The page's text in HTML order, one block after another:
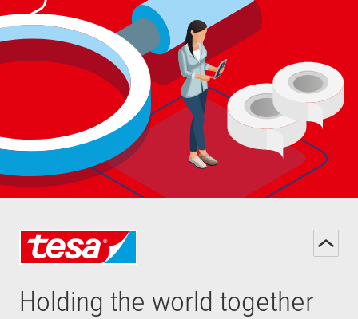
Holding the world together